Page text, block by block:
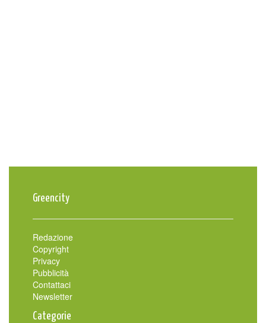
Greencity
Redazione
Copyright
Privacy
Pubblicità
Contattaci
Newsletter
Categorie